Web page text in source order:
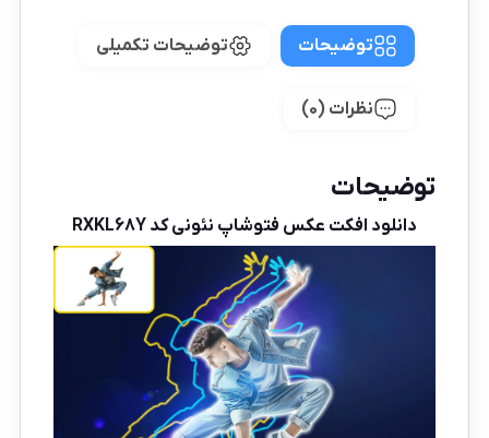
توضیحات توضیحات تکمیلی
نظرات (0)
توضیحات
دانلود افکت عکس فتوشاپ نئونی کد RXKL68Y